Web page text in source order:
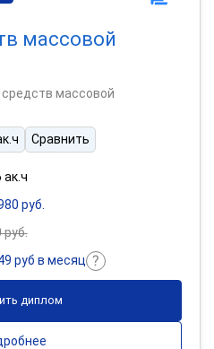
массовой
массовой
Сравнить
ак.ч
руб.
руб.
руб в месяц
диплом